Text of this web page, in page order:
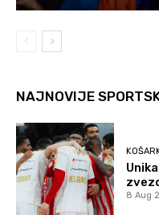
NAJNOVIJE
8 Aug